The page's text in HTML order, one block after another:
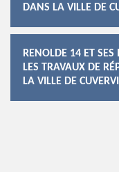
DANS LA VILLE DE
RENOLDE 14 ET
LES TRAVAUX DE
LA VILLE DE